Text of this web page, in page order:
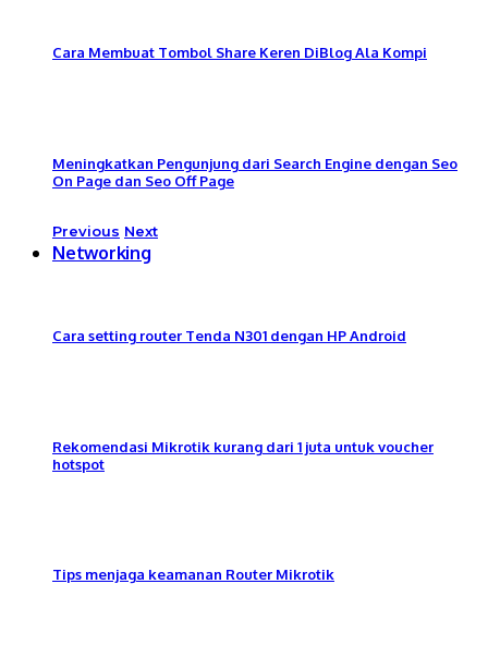
Cara Membuat Tombol Share Keren DiBlog Ala Kompi
Meningkatkan Pengunjung dari Search Engine dengan Seo
On Page dan Seo Off Page
Previous Next
Networking
Cara setting router Tenda N301 dengan HP Android
Rekomendasi Mikrotik kurang dari 1 juta untuk voucher
hotspot
Tips menjaga keamanan Router Mikrotik